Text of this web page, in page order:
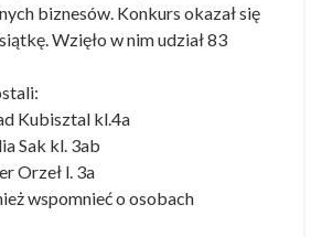
biznesów. Konkurs okazał się
Wzięło w nim udział 83
Kubisztal kl.4a
Sak kl. 3ab
Orzeł l. 3a
wspomnieć o osobach